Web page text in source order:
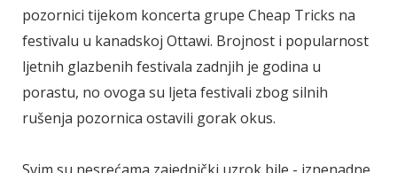
pozornici tijekom koncerta grupe Cheap Tricks na
festivalu u kanadskoj Ottawi. Brojnost i popularnost
ljetnih glazbenih festivala zadnjih je godina u
porastu, no ovoga su ljeta festivali zbog silnih
rušenja pozornica ostavili gorak okus.